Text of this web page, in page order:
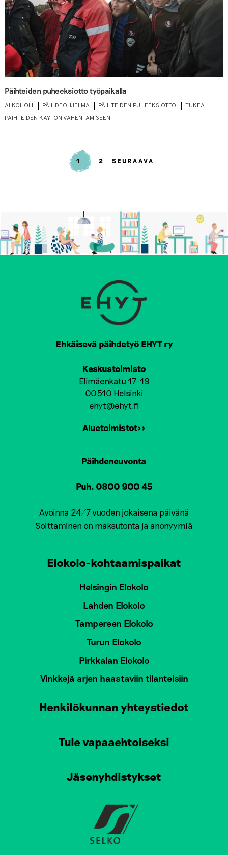
Päihteiden puheeksiotto työpaikalla
ALKOHOLI PÄIHDEOHJELMA PÄIHTEIDEN PUHEEKSIOTTO
TUKEA
PÄIHTEIDEN KÄYTÖN VÄHENTÄMISEEN
1 2 SEURAAVA
Ehkäisevä päihdetyö EHYT ry
Keskustoimisto
Elimäenkatu 17-19
00510 Helsinki
ehyt@ehyt.fi
Aluetoimistot>>
Päihdeneuvonta
Puh. 0800 900 45
Avoinna 24/7 vuoden jokaisena päivänä
Soittaminen on maksutonta ja anonyymiä
Elokolo-kohtaamispaikat
Helsingin Elokolo
Lahden Elokolo
Tampereen Elokolo
Turun Elokolo
Pirkkalan Elokolo
Vinkkejä arjen haastaviin tilanteisiin
Henkilökunnan yhteystiedot
Tule vapaaehtoiseksi
Jäsenyhdistykset